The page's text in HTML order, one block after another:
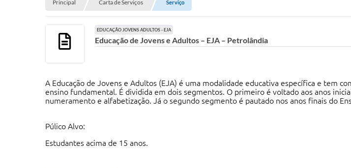
Principal Carta de Serviços Serviço
EDUCAÇÃO JOVENS ADULTOS - EJA
Educação de Jovens e Adultos – EJA – Petrolândia
A Educação de Jovens e Adultos (EJA) é uma modalidade educativa específica e tem
ensino fundamental. É dividida em dois segmentos. O primeiro é voltado aos anos
numeramento e alfabetização. Já o segundo segmento é pautado nos anos finais do
Púlico Alvo:
Estudantes acima de 15 anos.